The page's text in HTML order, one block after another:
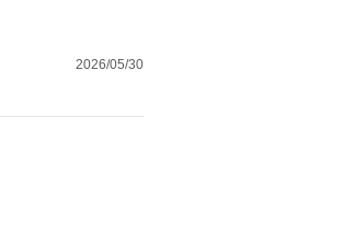
2026/05/30